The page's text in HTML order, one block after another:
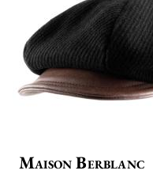
Maison Berblanc